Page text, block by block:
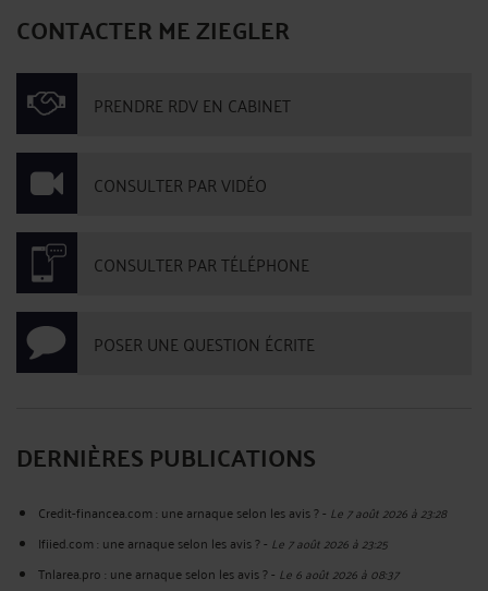
CONTACTER ME ZIEGLER
PRENDRE RDV EN CABINET
CONSULTER PAR VIDÉO
CONSULTER PAR TÉLÉPHONE
POSER UNE QUESTION ÉCRITE
DERNIÈRES PUBLICATIONS
Credit-financea.com : une arnaque selon les avis ?- Le 7 août 2026 à 23:28
Ifiied.com : une arnaque selon les avis ?- Le 7 août 2026 à 23:25
Tnlarea.pro : une arnaque selon les avis ?- Le 6 août 2026 à 08:37